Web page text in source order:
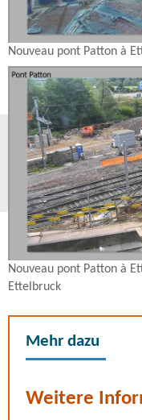
Nouveau pont Patton à
Nouveau pont Patton à
Ettelbruck
Mehr dazu
Weitere